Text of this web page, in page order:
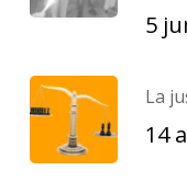
5
La
14